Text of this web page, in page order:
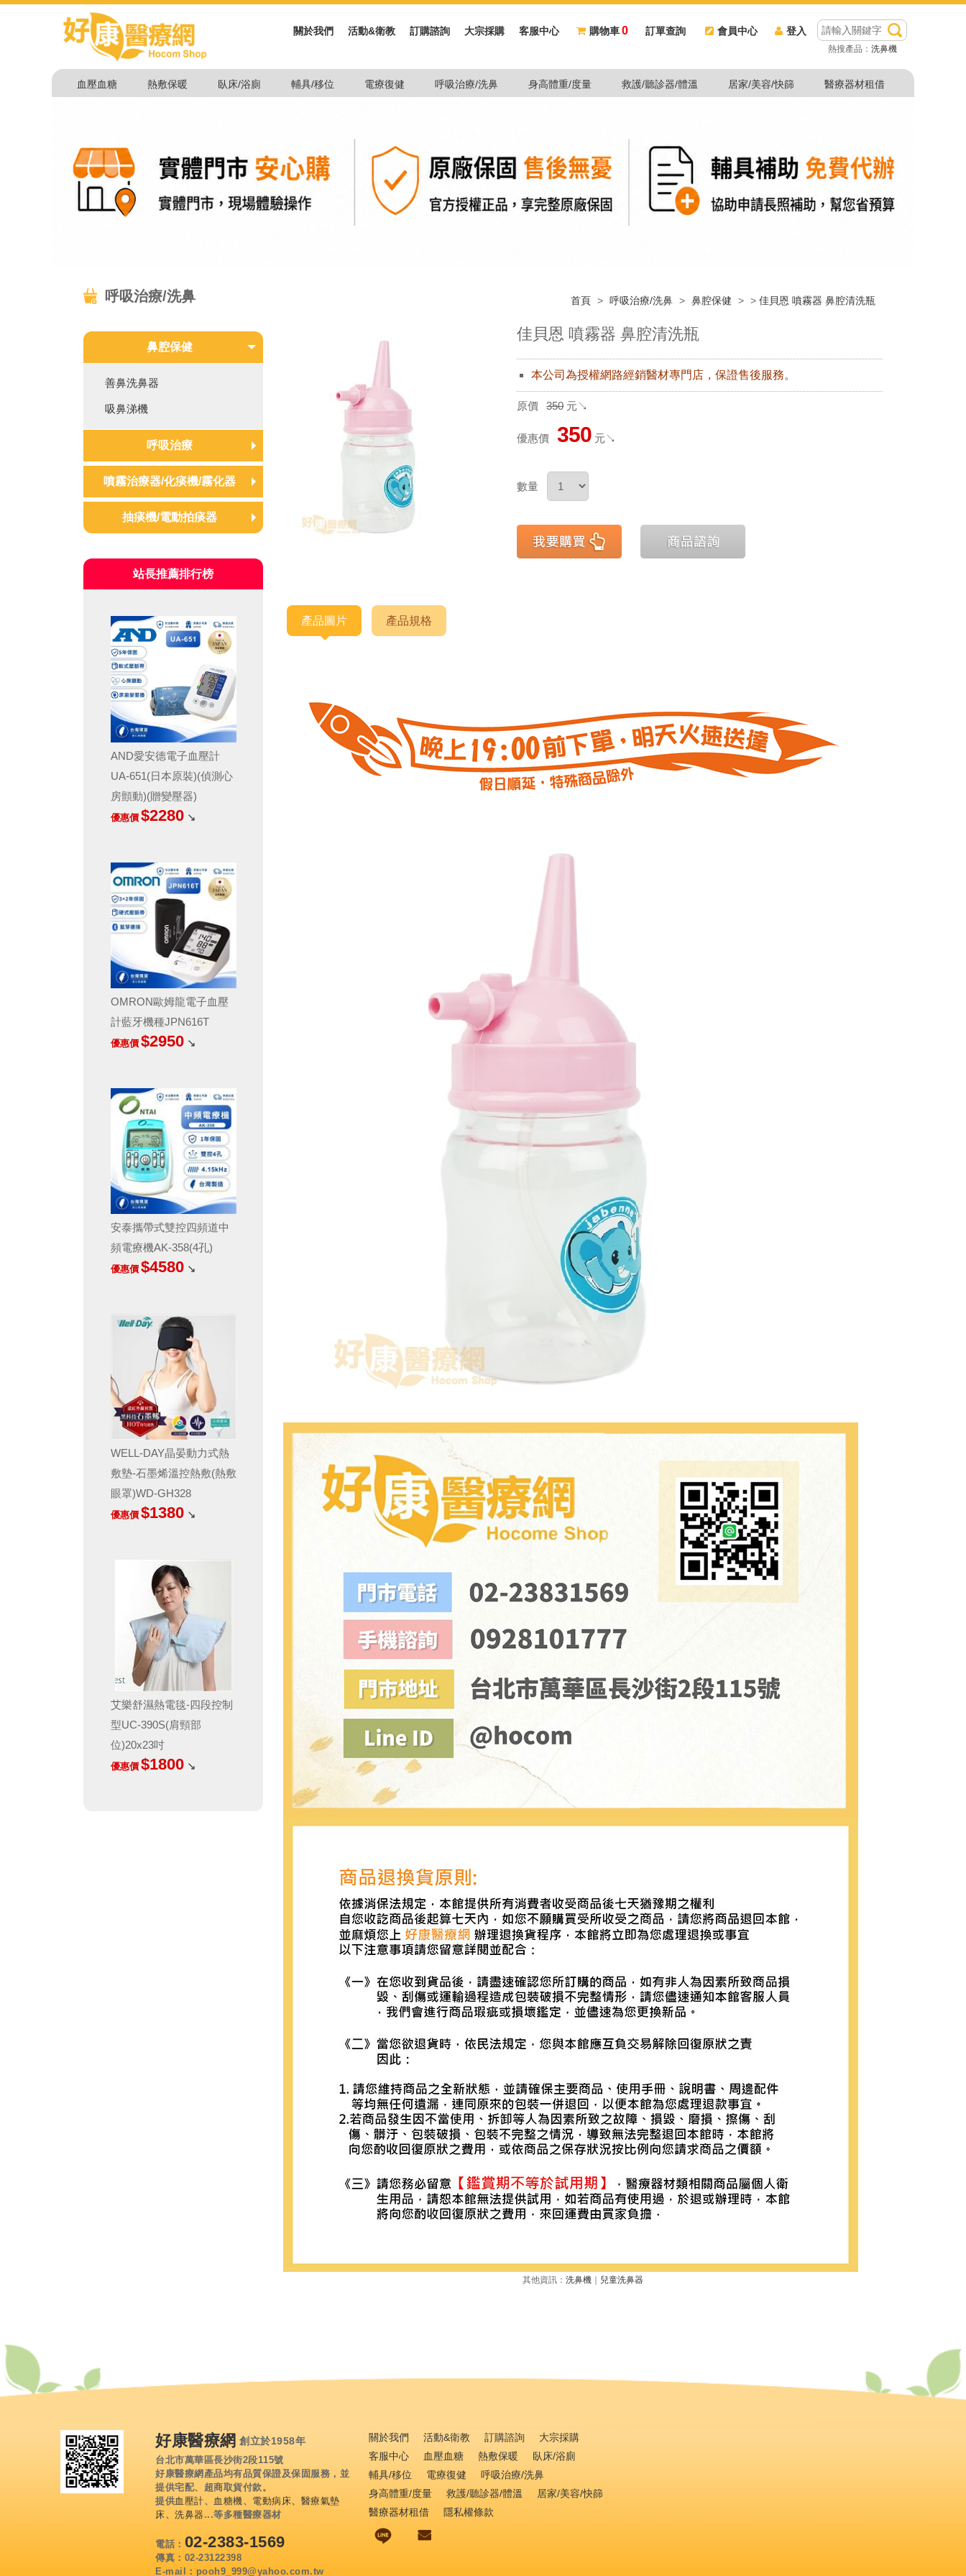
熱搜產品： 洗鼻機
關於我們 活動&衛教 訂購諮詢 大宗採購 客服中心 購物車0 訂單查詢 會員中心 登入
血壓血糖 熱敷保暖 臥床/浴廁 輔具/移位 電療復健 呼吸治療/洗鼻 身高體重/度量 救護/聽診器/體溫 居家/美容/快篩 醫療器材租借
呼吸治療/洗鼻 首頁 > 呼吸治療/洗鼻 > 鼻腔保健 > > 佳貝恩 噴霧器 鼻腔清洗瓶
鼻腔保健
善鼻洗鼻器
吸鼻涕機
呼吸治療
氧氣製造機
8L 10L大流量氧氣機
生命監測設備
噴霧治療器/化痰機/霧化器
化痰機/噴霧器(超音波/氣動
式)
蒸氣吸入器
抽痰機/電動拍痰器
電動拍痰器
站長推薦排行榜
AND愛安德電子血壓計
UA-651(日本原裝)(偵測心
房顫動)(贈變壓器)
優惠價 $2280↘
OMRON歐姆龍電子血壓
計藍牙機種JPN616T
優惠價 $2950↘
安泰攜帶式雙控四頻道中
頻電療機AK-358(4孔)
優惠價 $4580↘
WELL-DAY晶晏動力式熱
敷墊-石墨烯溫控熱敷(熱敷
眼罩)WD-GH328
優惠價 $1380↘
艾樂舒濕熱電毯-四段控制
型UC-390S(肩頸部
位)20x23吋
優惠價 $1800↘
佳貝恩 噴霧器 鼻腔清洗瓶
本公司為授權網路經銷醫材專門店，保證售後服務。
原價 350元↘
優惠價 350 元↘
數量
產品圖片 產品規格
其他資訊： 洗鼻機 ｜ 兒童洗鼻器
好康醫療網 創立於1958年
台北市萬華區長沙街2段115號
好康醫療網產品均有品質保證及保固服務，並
提供宅配、超商取貨付款。
提供血壓計、 血糖機、 電動病床、 醫療氣墊
床、 洗鼻器 ...等多種醫療器材
電話： 02-2383-1569
傳真：02-23122398
E-mail：pooh9_999@yahoo.com.tw
關於我們 活動&衛教 訂購諮詢
大宗採購
客服中心
血壓血糖 熱敷保暖
臥床/浴廁
輔具/移位
電療復健
呼吸治療/洗鼻
身高體重/度量
救護/聽診器/體溫
居家/美容/快篩
醫療器材租借
隱私權條款